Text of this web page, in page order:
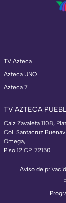
TV Azteca
Azteca UNO
Azteca 7
TV AZTECA
Calz Zavaleta 1108,
Col. Santacruz
Omega,
Piso 12 CP. 72150
Aviso de